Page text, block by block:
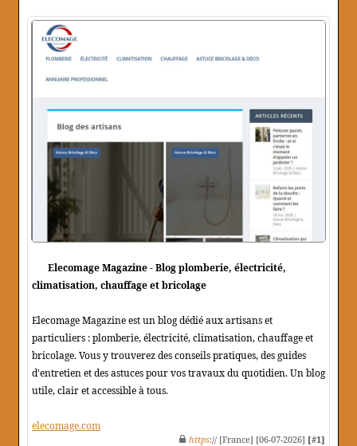
Elecomage Magazine - Blog plomberie, électricité,
climatisation, chauffage et bricolage
Elecomage Magazine est un blog dédié aux artisans et
particuliers : plomberie, électricité, climatisation, chauffage et
bricolage. Vous y trouverez des conseils pratiques, des guides
d'entretien et des astuces pour vos travaux du quotidien. Un blog
utile, clair et accessible à tous.
elecomage.com
https:// [France] [06-07-2026] [#1]